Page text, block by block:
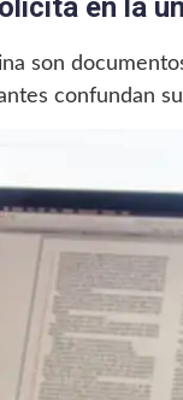
en la
son
confundan